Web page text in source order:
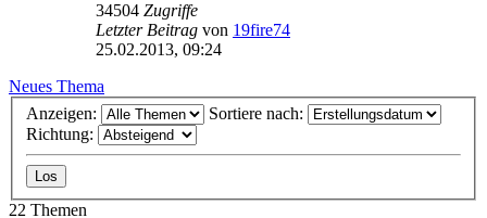
34504 Zugriffe
Letzter Beitrag von 19fire74
25.02.2013, 09:24
Neues Thema
Anzeigen:
Sortiere nach:
Richtung:
22 Themen